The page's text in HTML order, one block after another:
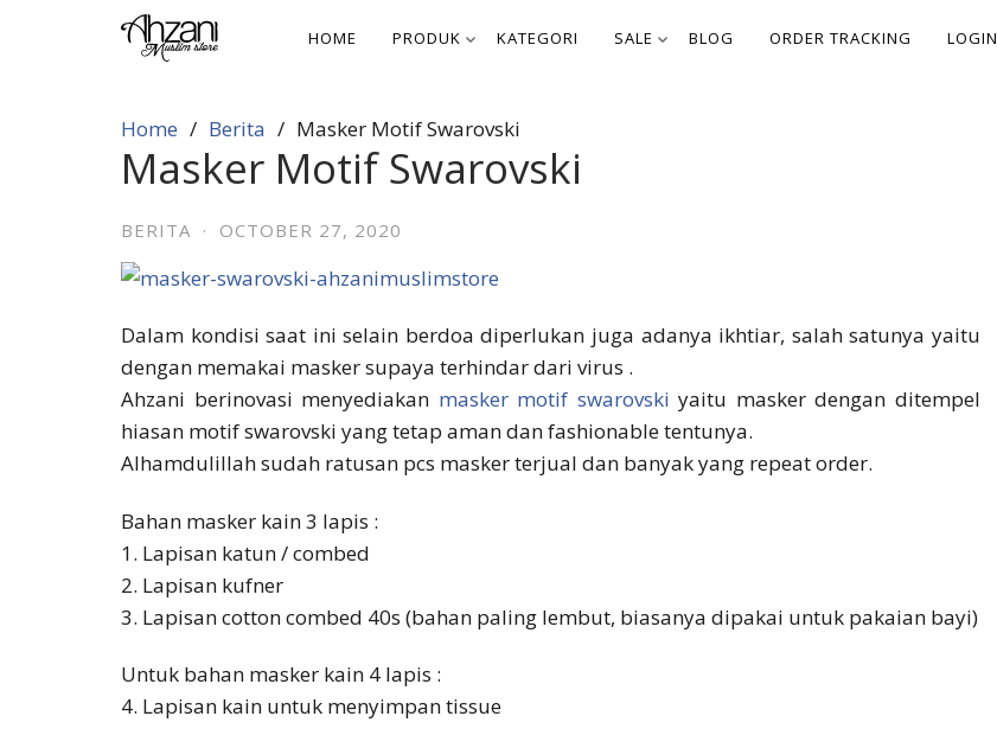
HOME PRODUK KATEGORI SALE BLOG ORDER TRACKING LOGIN
Home Berita Masker Motif Swarovski
Masker Motif Swarovski
BERITA · OCTOBER 27, 2020
Dalam kondisi saat ini selain berdoa diperlukan juga adanya ikhtiar, salah satunya yaitu
dengan memakai masker supaya terhindar dari virus .
Ahzani berinovasi menyediakan masker motif swarovski yaitu masker dengan ditempel
hiasan motif swarovski yang tetap aman dan fashionable tentunya.
Alhamdulillah sudah ratusan pcs masker terjual dan banyak yang repeat order.
Bahan masker kain 3 lapis :
1. Lapisan katun / combed
2. Lapisan kufner
3. Lapisan cotton combed 40s (bahan paling lembut, biasanya dipakai untuk pakaian bayi)
Untuk bahan masker kain 4 lapis :
4. Lapisan kain untuk menyimpan tissue